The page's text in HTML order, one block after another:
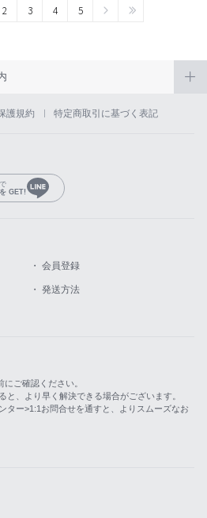
2 3 4 5
護規約 特定商取引に基づく表記
GET!
・ 会員登録
・ 発送方法
ご確認ください。
、より早く解決できる場合がございます。
ター>1:1お問合せを通すと、よりスムーズなお